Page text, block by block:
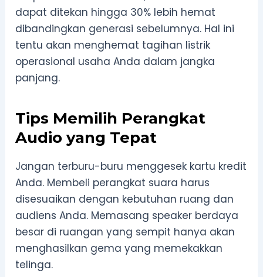
dapat ditekan hingga 30% lebih hemat
dibandingkan generasi sebelumnya. Hal ini
tentu akan menghemat tagihan listrik
operasional usaha Anda dalam jangka
panjang.
Tips Memilih Perangkat
Audio yang Tepat
Jangan terburu-buru menggesek kartu kredit
Anda. Membeli perangkat suara harus
disesuaikan dengan kebutuhan ruang dan
audiens Anda. Memasang speaker berdaya
besar di ruangan yang sempit hanya akan
menghasilkan gema yang memekakkan
telinga.